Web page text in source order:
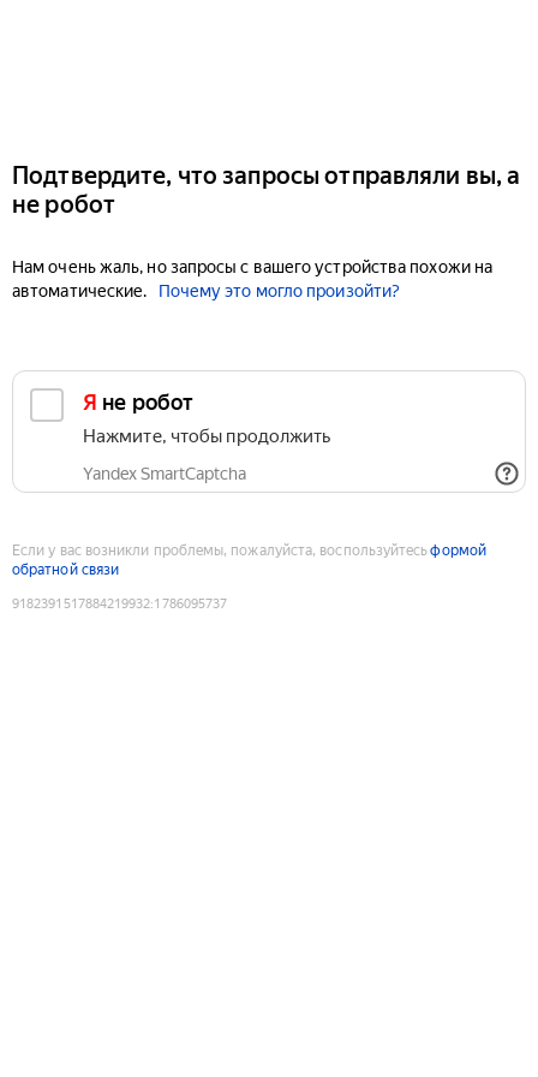
Подтвердите, что запросы отправляли вы, а
не робот
Нам очень жаль, но запросы с вашего устройства похожи на
автоматические.
Почему это могло произойти?
Я не робот
Нажмите, чтобы продолжить
Yandex SmartCaptcha
Если у вас возникли проблемы, пожалуйста, воспользуйтесьформой
обратной связи
9182391517884219932:1786095737